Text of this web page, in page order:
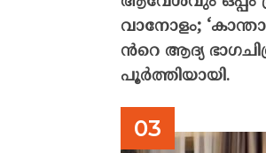
വാനോളം;
ൻറെ ആദ്യ
പൂർത്തിയായി.